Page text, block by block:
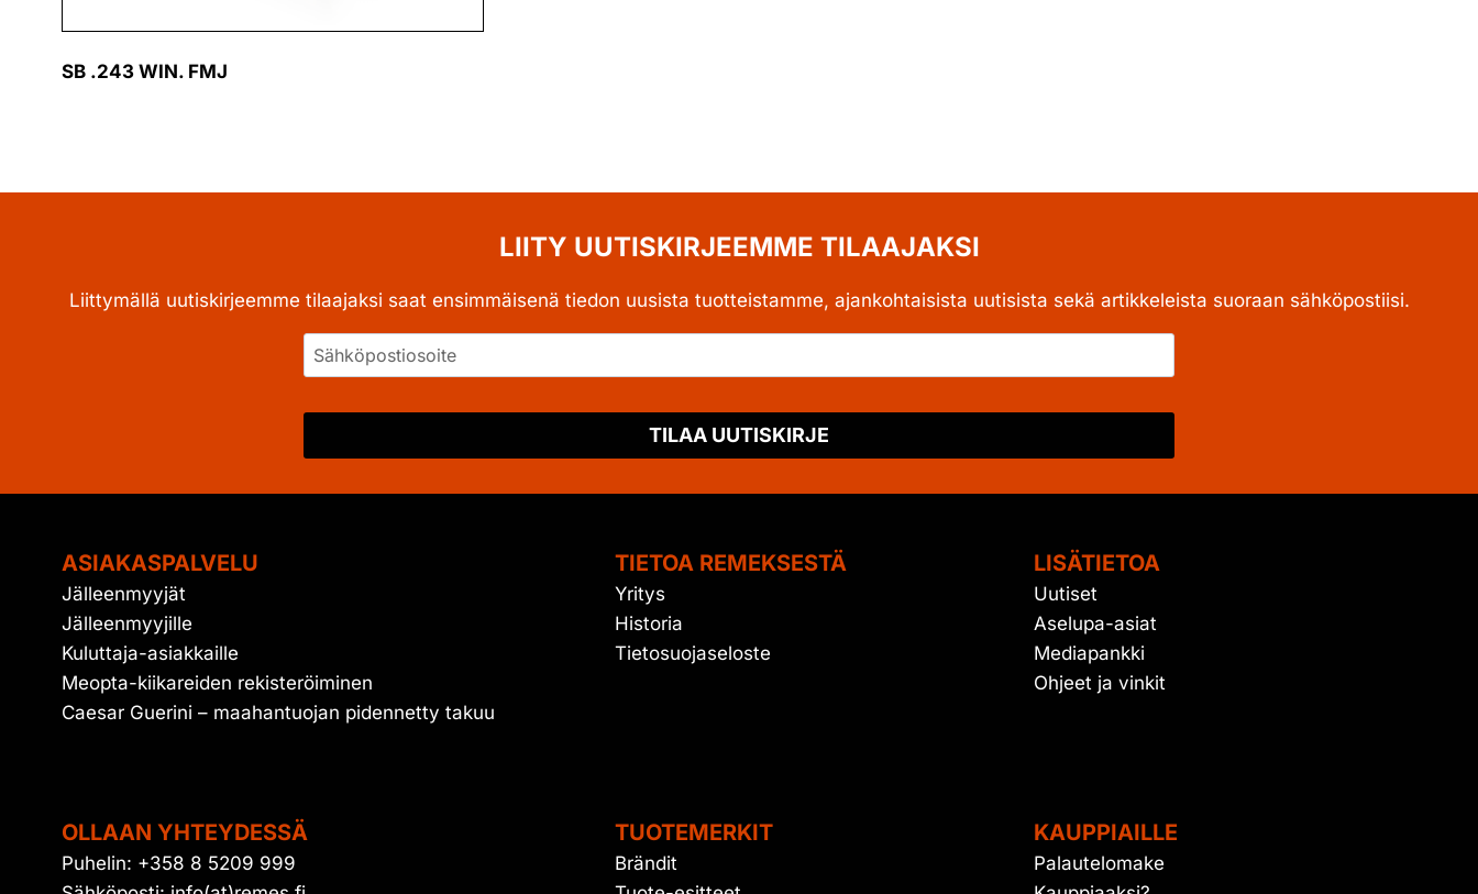
SB .243 WIN. FMJ
LIITY UUTISKIRJEEMME TILAAJAKSI
Liittymällä uutiskirjeemme tilaajaksi saat ensimmäisenä tiedon uusista tuotteistamme, ajankohtaisista uutisista sekä artikkeleista suoraan sähköpostiisi.
TILAA UUTISKIRJE
ASIAKASPALVELU
Jälleenmyyjät
Jälleenmyyjille
Kuluttaja-asiakkaille
Meopta-kiikareiden rekisteröiminen
Caesar Guerini – maahantuojan pidennetty takuu
TIETOA REMEKSESTÄ
Yritys
Historia
Tietosuojaseloste
LISÄTIETOA
Uutiset
Aselupa-asiat
Mediapankki
Ohjeet ja vinkit
OLLAAN YHTEYDESSÄ
Puhelin: +358 8 5209 999
TUOTEMERKIT
Brändit
KAUPPIAILLE
Palautelomake